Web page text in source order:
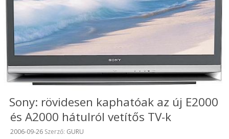
Sony: rövidesen kaphatóak az új E2000
és A2000 hátulról vetítős TV-k
Beküldve:
2006-09-26 Szerző: GURU